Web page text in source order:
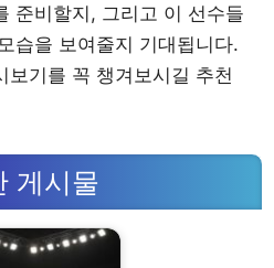
준비할지, 그리고 이 선수들
습을 보여줄지 기대됩니다.
보기를 꼭 챙겨보시길 추천
게시물